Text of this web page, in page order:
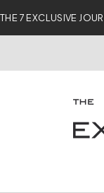
THE 7 EXCLUSIVE